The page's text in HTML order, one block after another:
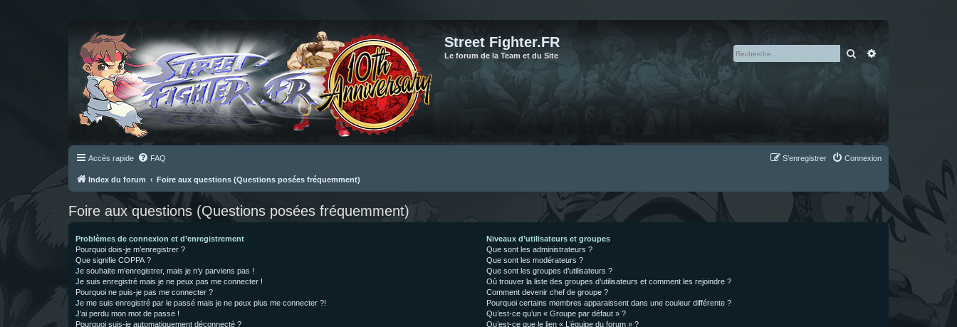
Street Fighter.FR
Le forum de la Team et du Site Rechercher
Accès rapide FAQ Connexion
S’enregistrer
Index du forum Foire aux questions (Questions posées fréquemment)
Foire aux questions (Questions posées fréquemment)
Problèmes de connexion et d’enregistrement
Pourquoi dois-je m’enregistrer ?
Que signifie COPPA ?
Je souhaite m’enregistrer, mais je n’y parviens pas !
Je suis enregistré mais je ne peux pas me connecter !
Pourquoi ne puis-je pas me connecter ?
Je me suis enregistré par le passé mais je ne peux plus me connecter ?!
J’ai perdu mon mot de passe !
Pourquoi suis-je automatiquement déconnecté ?
Niveaux d’utilisateurs et groupes
Que sont les administrateurs ?
Que sont les modérateurs ?
Que sont les groupes d’utilisateurs ?
Où trouver la liste des groupes d’utilisateurs et comment les rejoindre ?
Comment devenir chef de groupe ?
Pourquoi certains membres apparaissent dans une couleur différente ?
Qu’est-ce qu’un « Groupe par défaut » ?
Qu’est-ce que le lien « L’équipe du forum » ?